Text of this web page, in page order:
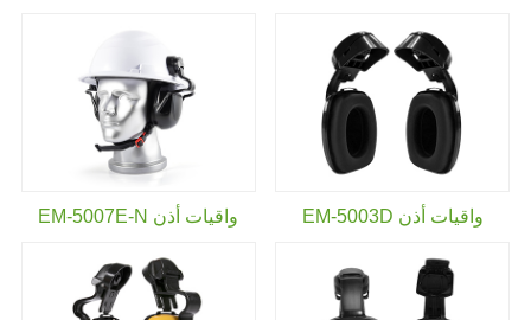
واقيات أذن EM-5003D واقيات أذن EM-5007E-N